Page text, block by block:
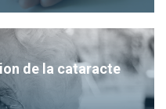
de la cataracte